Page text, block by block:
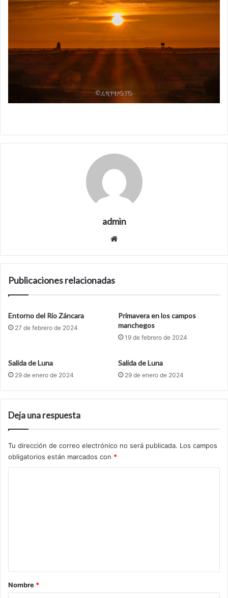
admin
we
Publicaciones relacionadas
Entorno del Río Záncara
27 de febrero de 2024
Primavera en los campos
manchegos
19 de febrero de 2024
Salida de Luna
29 de enero de 2024
Salida de Luna
29 de enero de 2024
Deja una respuesta
Tu dirección de correo electrónico no será publicada. Los campos
obligatorios están marcados con *
r
Nombre *